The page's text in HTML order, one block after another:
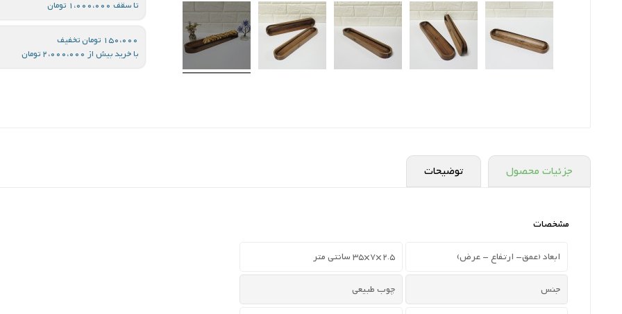
تا سقف 1،000،000 تومان
150،000 تومان تخفیف
با خرید بیش از 2،000،000 تومان
جزئیات محصول توضیحات
مشخصات
ابعاد (عمق- ارتفاع - عرض) 2.5×7×35 سانتی متر
جنس چوب طبیعی